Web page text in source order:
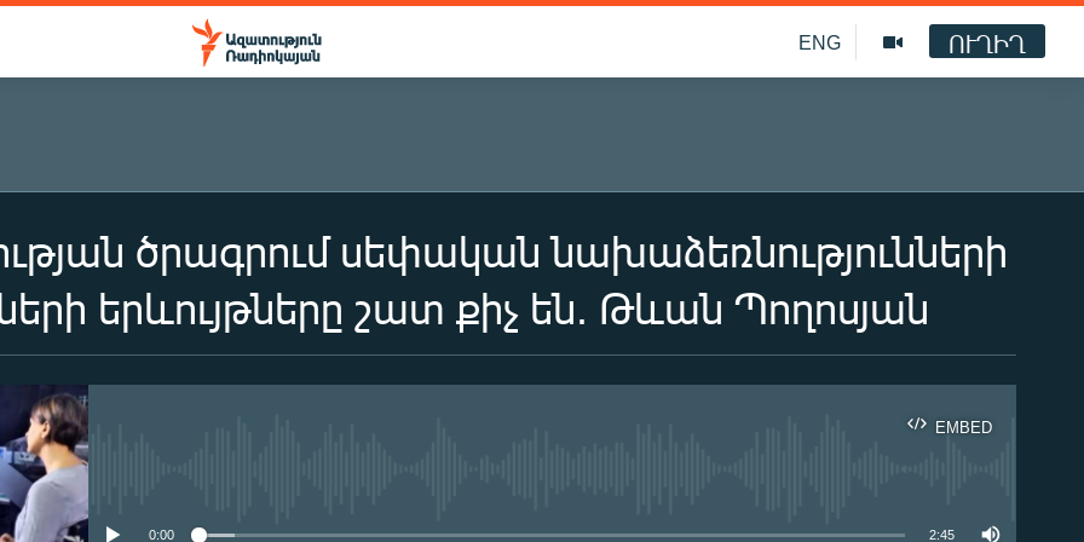
ENG ՈՒՂԻՂ
ծրագրում սեփական նախաձեռնությունների
երևույթները շատ քիչ են. Թևան Պողոսյան
EMBED
0:00 2:45